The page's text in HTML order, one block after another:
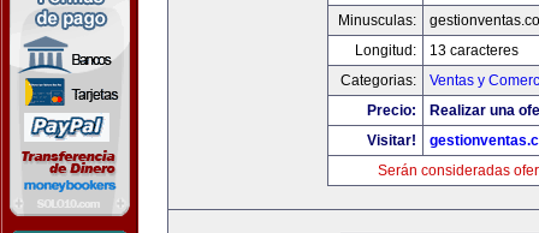
Minusculas:
Longitud:
13 caracteres
Categorias:
Ventas y
Precio:
Realizar una
Visitar!
Serán consideradas